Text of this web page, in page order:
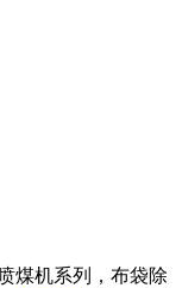
煤机系列，布袋除